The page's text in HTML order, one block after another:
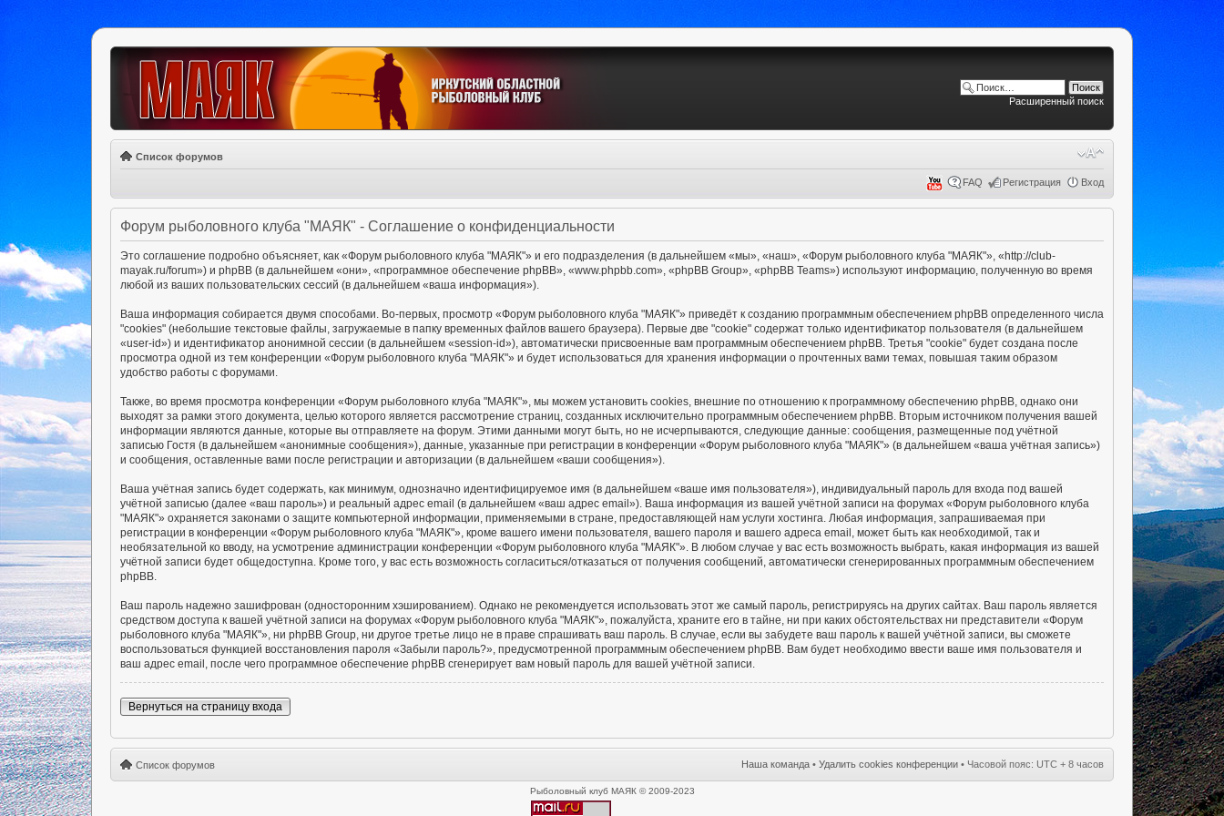
Расширенный поиск
Список форумов
FAQ Регистрация Вход
Форум рыболовного клуба "МАЯК" - Соглашение о конфиденциальности
Это соглашение подробно объясняет, как «Форум рыболовного клуба "МАЯК"» и его подразделения (в дальнейшем «мы», «наш», «Форум рыболовного клуба "МАЯК"», «http://club-
mayak.ru/forum») и phpBB (в дальнейшем «они», «программное обеспечение phpBB», «www.phpbb.com», «phpBB Group», «phpBB Teams») используют информацию, полученную во время
любой из ваших пользовательских сессий (в дальнейшем «ваша информация»).
Ваша информация собирается двумя способами. Во-первых, просмотр «Форум рыболовного клуба "МАЯК"» приведёт к созданию программным обеспечением phpBB определенного числа
"cookies" (небольшие текстовые файлы, загружаемые в папку временных файлов вашего браузера). Первые две "cookie" содержат только идентификатор пользователя (в дальнейшем
«user-id») и идентификатор анонимной сессии (в дальнейшем «session-id»), автоматически присвоенные вам программным обеспечением phpBB. Третья "cookie" будет создана после
просмотра одной из тем конференции «Форум рыболовного клуба "МАЯК"» и будет использоваться для хранения информации о прочтенных вами темах, повышая таким образом
удобство работы с форумами.
Также, во время просмотра конференции «Форум рыболовного клуба "МАЯК"», мы можем установить cookies, внешние по отношению к программному обеспечению phpBB, однако они
выходят за рамки этого документа, целью которого является рассмотрение страниц, созданных исключительно программным обеспечением phpBB. Вторым источником получения вашей
информации являются данные, которые вы отправляете на форум. Этими данными могут быть, но не исчерпываются, следующие данные: сообщения, размещенные под учётной
записью Гостя (в дальнейшем «анонимные сообщения»), данные, указанные при регистрации в конференции «Форум рыболовного клуба "МАЯК"» (в дальнейшем «ваша учётная запись»)
и сообщения, оставленные вами после регистрации и авторизации (в дальнейшем «ваши сообщения»).
Ваша учётная запись будет содержать, как минимум, однозначно идентифицируемое имя (в дальнейшем «ваше имя пользователя»), индивидуальный пароль для входа под вашей
учётной записью (далее «ваш пароль») и реальный адрес email (в дальнейшем «ваш адрес email»). Ваша информация из вашей учётной записи на форумах «Форум рыболовного клуба
"МАЯК"» охраняется законами о защите компьютерной информации, применяемыми в стране, предоставляющей нам услуги хостинга. Любая информация, запрашиваемая при
регистрации в конференции «Форум рыболовного клуба "МАЯК"», кроме вашего имени пользователя, вашего пароля и вашего адреса email, может быть как необходимой, так и
необязательной ко вводу, на усмотрение администрации конференции «Форум рыболовного клуба "МАЯК"». В любом случае у вас есть возможность выбрать, какая информация из вашей
учётной записи будет общедоступна. Кроме того, у вас есть возможность согласиться/отказаться от получения сообщений, автоматически сгенерированных программным обеспечением
phpBB.
Ваш пароль надежно зашифрован (односторонним хэшированием). Однако не рекомендуется использовать этот же самый пароль, регистрируясь на других сайтах. Ваш пароль является
средством доступа к вашей учётной записи на форумах «Форум рыболовного клуба "МАЯК"», пожалуйста, храните его в тайне, ни при каких обстоятельствах ни представители «Форум
рыболовного клуба "МАЯК"», ни phpBB Group, ни другое третье лицо не в праве спрашивать ваш пароль. В случае, если вы забудете ваш пароль к вашей учётной записи, вы сможете
воспользоваться функцией восстановления пароля «Забыли пароль?», предусмотренной программным обеспечением phpBB. Вам будет необходимо ввести ваше имя пользователя и
ваш адрес email, после чего программное обеспечение phpBB сгенерирует вам новый пароль для вашей учётной записи.
Вернуться на страницу входа
Список форумов Наша команда • Удалить cookies конференции • Часовой пояс: UTC + 8 часов
Рыболовный клуб МАЯК © 2009-2023